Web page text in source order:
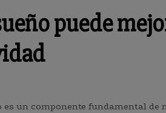
puede
es un componente fundamental de